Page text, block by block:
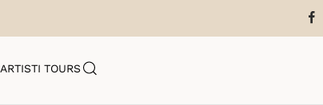
ARTISTI TOURS